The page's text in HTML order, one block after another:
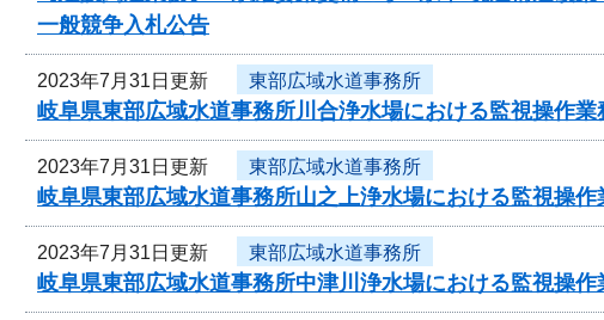
一般競争入札公告
2023年7月31日更新 東部広域水道事務所
岐阜県東部広域水道事務所川合浄水場における監視操作業
2023年7月31日更新 東部広域水道事務所
岐阜県東部広域水道事務所山之上浄水場における監視操作
2023年7月31日更新 東部広域水道事務所
岐阜県東部広域水道事務所中津川浄水場における監視操作